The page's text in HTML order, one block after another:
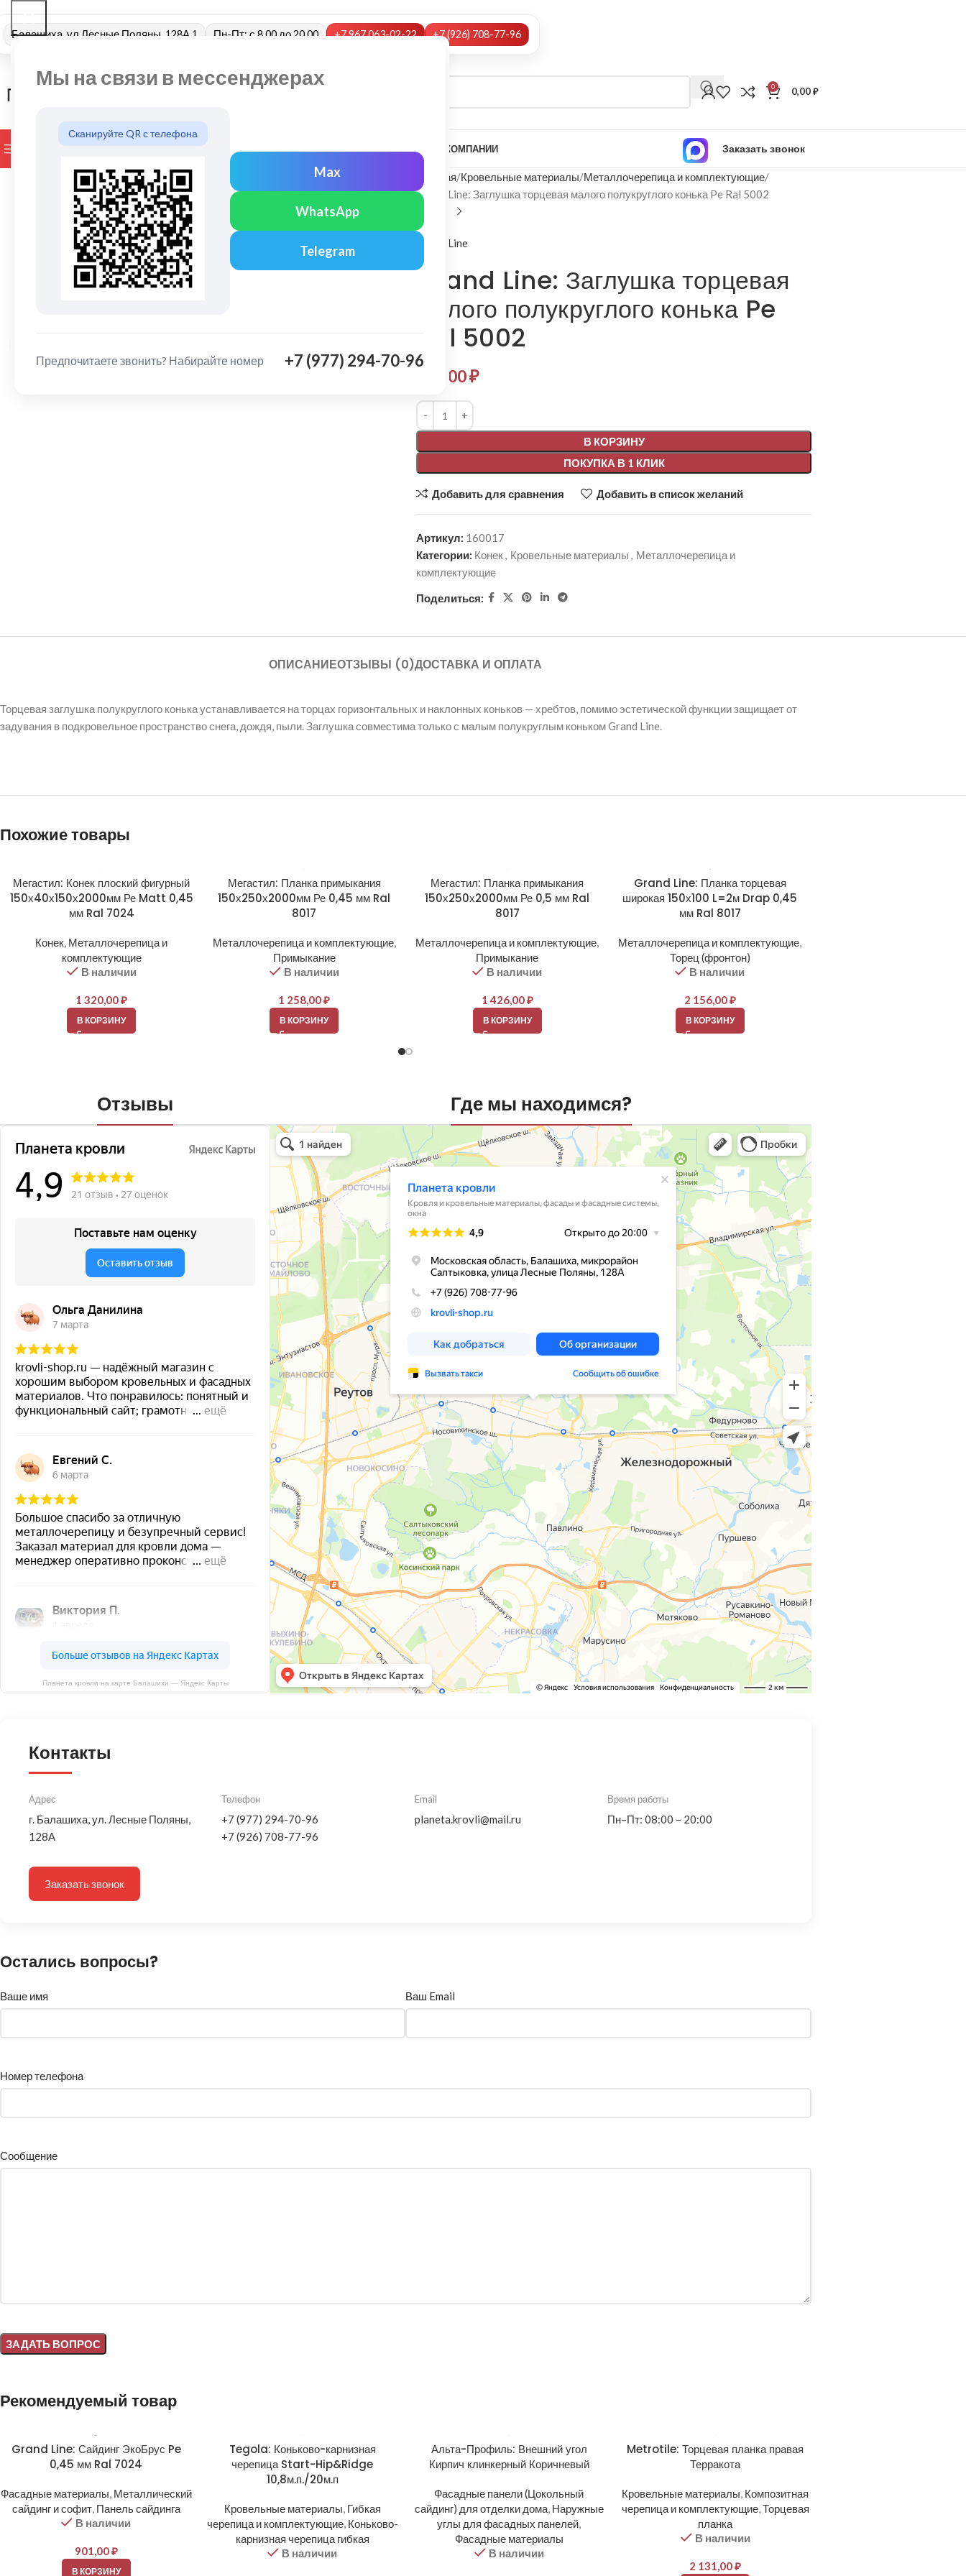
Мы на связи в мессенджерах
Сканируйте QR с телефона
Max
WhatsApp
Telegram
Предпочитаете звонить? Набирайте номер +7 (977) 294-70-96
Балашиха, ул Лесные Поляны, 128А 1 Пн-Пт: с 8.00 до 20.00 +7 967 063-02-22 +7 (926) 708-77-96
0 0,00₽
ПРОСМОТР КАТЕГОРИЙ БРЕНДЫ О КОМПАНИИ Заказать звонок
Главная Кровельные материалы Металлочерепица и комплектующие
Grand Line: Заглушка торцевая малого полукруглого конька Pe Ral 5002
Grand Line
Grand Line: Заглушка торцевая
малого полукруглого конька Pe
Ral 5002
463,00₽
В КОРЗИНУ
ПОКУПКА В 1 КЛИК
Alternative:
Добавить для сравнения Добавить в список желаний
Артикул: 160017
Категории: Конек, Кровельные материалы , Металлочерепица и
комплектующие
Поделиться:
ОПИСАНИЕОТЗЫВЫ (0)ДОСТАВКА И ОПЛАТА
Торцевая заглушка полукруглого конька устанавливается на торцах горизонтальных и наклонных коньков — хребтов, помимо эстетической функции защищает от
задувания в подкровельное пространство снега, дождя, пыли. Заглушка совместима только с малым полукруглым коньком Grand Line.
Похожие товары
Мегастил: Конек плоский фигурный
150х40х150х2000мм Ре Matt 0,45
мм Ral 7024
Конек, Металлочерепица и
комплектующие
В наличии
1 320,00₽
В КОРЗИНУ
Мегастил: Планка примыкания
150х250х2000мм Ре 0,45 мм Ral
8017
Металлочерепица и комплектующие,
Примыкание
В наличии
1 258,00₽
В КОРЗИНУ
Мегастил: Планка примыкания
150х250х2000мм Ре 0,5 мм Ral
8017
Металлочерепица и комплектующие,
Примыкание
В наличии
1 426,00₽
В КОРЗИНУ
Grand Line: Планка торцевая
широкая 150х100 L=2м Drap 0,45
мм Ral 8017
Металлочерепица и комплектующие,
Торец (фронтон)
В наличии
2 156,00₽
В КОРЗИНУ
Отзывы
Планета кровли на карте Балашихи — Яндекс Карты
Где мы находимся?
Планета кровли
Кровля и кровельные материалы в Балашихе
Окна в Балашихе
Контакты
Адрес
г. Балашиха, ул. Лесные Поляны,
128А
Телефон
+7 (977) 294-70-96
+7 (926) 708-77-96
Email
planeta.krovli@mail.ru
Время работы
Пн–Пт: 08:00 – 20:00
Заказать звонок
Остались вопросы?
Ваше имя Ваш Email
Номер телефона
Сообщение
Рекомендуемый товар
Grand Line: Сайдинг ЭкоБрус Pe
0,45 мм Ral 7024
Фасадные материалы, Металлический
сайдинг и софит, Панель сайдинга
В наличии
901,00₽
В КОРЗИНУ
Tegola: Коньково-карнизная
черепица Start-Hip&Ridge
10,8м.п./20м.п
Кровельные материалы, Гибкая
черепица и комплектующие, Коньково-
карнизная черепица гибкая
В наличии
Альта-Профиль: Внешний угол
Кирпич клинкерный Коричневый
Фасадные панели (Цокольный
сайдинг) для отделки дома, Наружные
углы для фасадных панелей,
Фасадные материалы
В наличии
Metrotile: Торцевая планка правая
Терракота
Кровельные материалы, Композитная
черепица и комплектующие,Торцевая
планка
В наличии
2 131,00₽